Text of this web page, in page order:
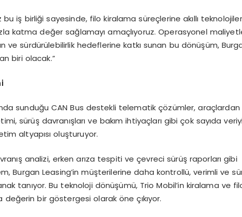
iş birliği sayesinde, filo kiralama süreçlerine akıllı
katma değer sağlamayı amaçlıyoruz. Operasyonel
ve sürdürülebilirlik hedeflerine katkı sunan bu dönüşüm,
biri olacak.”
sunduğu CAN Bus destekli telematik çözümler, araçlardan
sürüş davranışları ve bakım ihtiyaçları gibi çok sayıda
altyapısı oluşturuyor.
analizi, erken arıza tespiti ve çevreci sürüş raporları gibi
Burgan Leasing’in müşterilerine daha kontrollü, verimli ve
tanıyor. Bu teknoloji dönüşümü, Trio Mobil’in kiralama ve
değerin bir göstergesi olarak öne çıkıyor.